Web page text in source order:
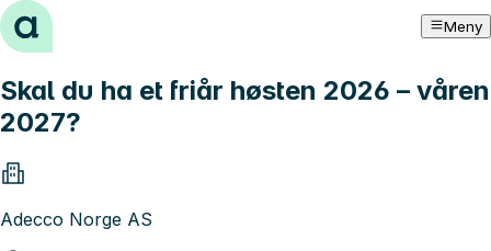
Hopp til innhold Meny
Skal du ha et friår høsten 2026 – våren
2027?
Adecco Norge AS